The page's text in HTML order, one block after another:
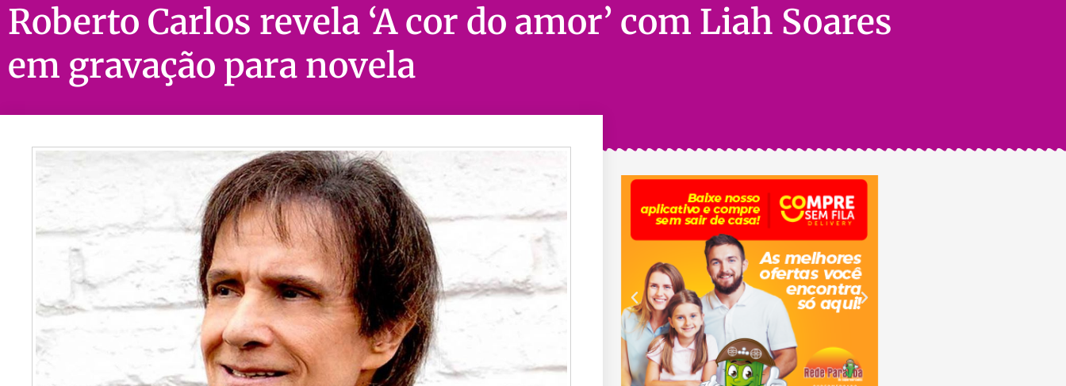
Roberto Carlos revela ‘A cor do amor’ com Liah Soares
em gravação para novela